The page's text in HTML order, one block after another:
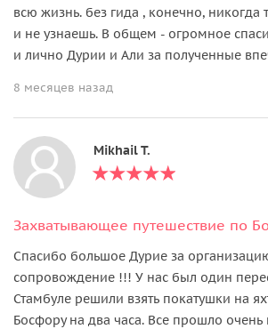
всю жизнь. без гида , конечно, никогда
и не узнаешь. В общем - огромное
и лично Дурии и Али за полученные
8 месяцев назад
Mikhail T.
Спасибо большое Дурие за
сопровождение !!! У нас был один
Стамбуле решили взять покатушки на
Босфору на два часа. Все прошло очень